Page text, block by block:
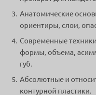
Анатомические
ориентиры, слои,
Современные
формы, объема,
губ.
Абсолютные и
контурной пластики.